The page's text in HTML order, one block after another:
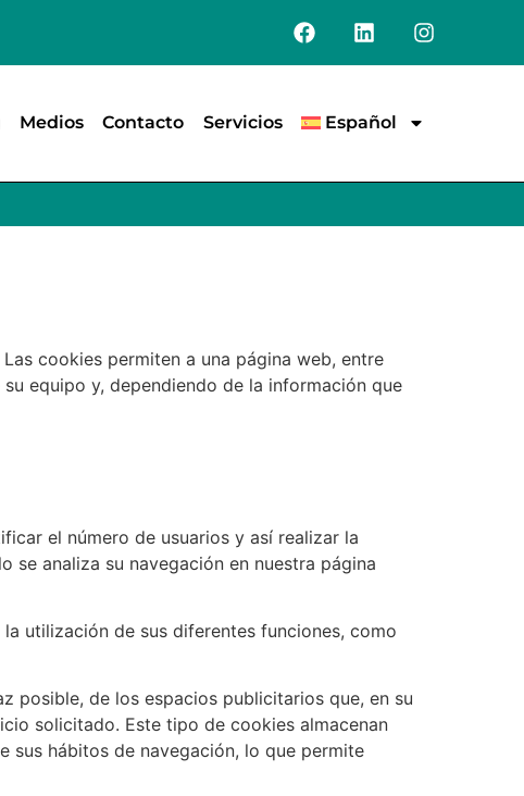
Medios Contacto Servicios Español
cookies permiten a una página web, entre
equipo y, dependiendo de la información que
el número de usuarios y así realizar la
se analiza su navegación en nuestra página
utilización de sus diferentes funciones, como
posible, de los espacios publicitarios que, en su
solicitado. Este tipo de cookies almacenan
hábitos de navegación, lo que permite